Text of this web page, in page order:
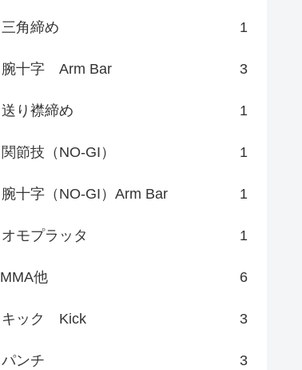
三角締め 1
腕十字 Arm Bar 3
送り襟締め 1
関節技（NO-GI） 1
腕十字（NO-GI）Arm Bar 1
オモプラッタ 1
他 6
キック Kick 3
パンチ 3